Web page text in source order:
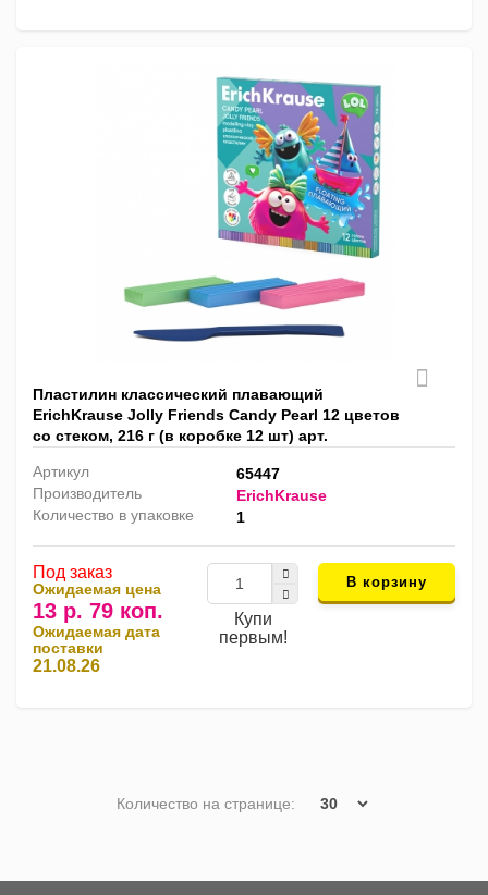
Пластилин классический плавающий
ErichKrause Jolly Friends Candy Pearl 12 цветов
со стеком, 216 г (в коробке 12 шт) арт.
Артикул
65447
Производитель
ErichKrause
Количество в упаковке
1
Под заказ
Ожидаемая цена
13 р. 79 коп.
Ожидаемая дата
поставки
21.08.26
Купи
первым!
В корзину
Количество на странице: